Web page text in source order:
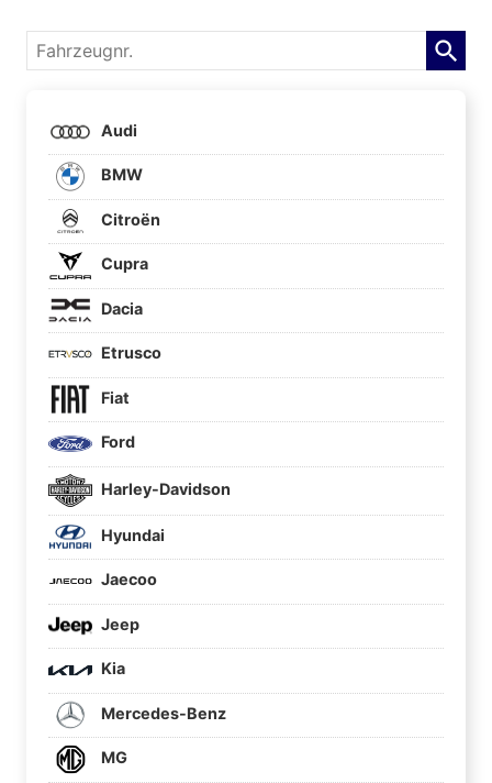
Fahrzeugnr.
Audi
BMW
Citroën
Cupra
Dacia
Etrusco
Fiat
Ford
Harley-Davidson
Hyundai
Jaecoo
Jeep
Kia
Mercedes-Benz
MG